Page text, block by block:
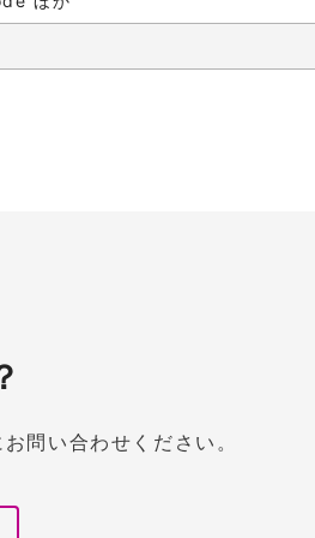
問い合わせください。